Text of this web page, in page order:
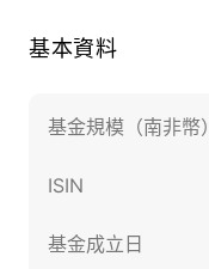
基本資料
基金規模（南非幣）
ISIN
基金成立日